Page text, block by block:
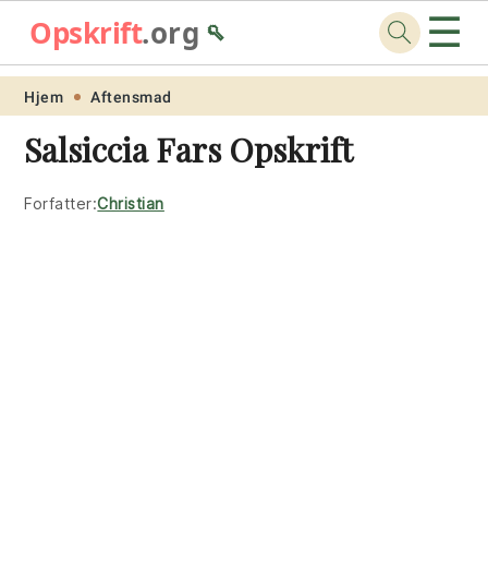
Skip
primary
navigation
Skip
main
content
Skip
primary
sidebar
Skip
footer
Opskrift.org🥄 ☰
Hjem Aftensmad
Salsiccia Fars Opskrift
Forfatter:Christian